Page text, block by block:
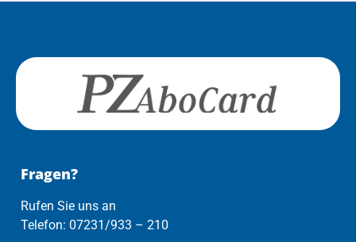
Fragen?
Rufen Sie uns an
Telefon: 07231/933 – 210